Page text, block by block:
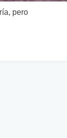
pero